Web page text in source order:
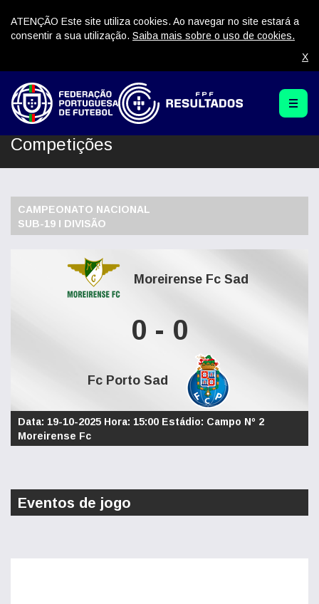
ATENÇÃO Este site utiliza cookies. Ao navegar no site estará a
consentir a sua utilização. Saiba mais sobre o uso de cookies.
X
Competições
CAMPEONATO NACIONAL
SUB-19 I DIVISÃO
Moreirense Fc Sad
0 - 0
Fc Porto Sad
Data: 19-10-2025 Hora: 15:00 Estádio: Campo Nº 2
Moreirense Fc
Eventos de jogo